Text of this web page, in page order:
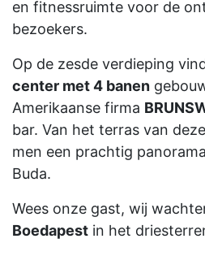
en fitnessruimte voor de
bezoekers.
Op de zesde verdieping
center met 4 banen
Amerikaanse firma
bar. Van het terras van
men een prachtig
Buda.
Wees onze gast, wij
Boedapest in het